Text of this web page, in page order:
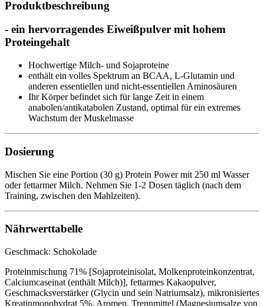
Produktbeschreibung
- ein hervorragendes Eiweißpulver mit hohem
Proteingehalt
Hochwertige Milch- und Sojaproteine
enthält ein volles Spektrum an BCAA, L-Glutamin und
anderen essentiellen und nicht-essentiellen Aminosäuren
Ihr Körper befindet sich für lange Zeit in einem
anabolen/antikatabolen Zustand, optimal für ein extremes
Wachstum der Muskelmasse
Dosierung
Mischen Sie eine Portion (30 g) Protein Power mit 250 ml Wasser
oder fettarmer Milch. Nehmen Sie 1-2 Dosen täglich (nach dem
Training, zwischen den Mahlzeiten).
Nährwerttabelle
Geschmack: Schokolade
Proteinmischung 71% [Sojaproteinisolat, Molkenproteinkonzentrat,
Calciumcaseinat (enthält Milch)], fettarmes Kakaopulver,
Geschmacksverstärker (Glycin und sein Natriumsalz), mikronisiertes
Kreatinmonohydrat 5%, Aromen, Trennmittel (Magnesiumsalze von